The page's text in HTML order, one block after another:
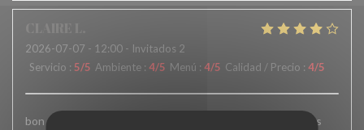
2026-07-07 - 12:00 - Invitados 2
Servicio : 5/5 Ambiente : 4/5 Menú : 4/5 Calidad / Precio : 4/5
bon déjeuné mais portion du plat un peu juste. service très